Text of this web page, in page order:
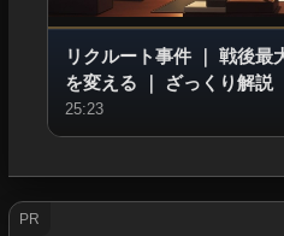
リクルート事件｜ 戦後最
を変える ｜ ざっくり解説
25:23
PR